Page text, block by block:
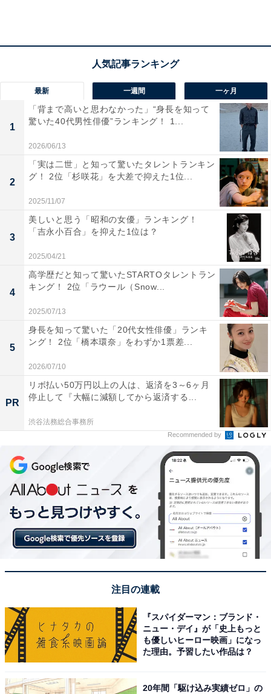
企業のオフィスや地上70階の超高層ビル「横浜ランドマ
ークタワー」「クイーンズスクエア」などの大規模商業
施設のほか、ホテル、ミュージアム、企業の研究開発施
設などさまざまな施設が集積。タワーマンションが立ち
並ぶウォーターフロントの街として現在も開発が進み、
「臨港パーク」「グランモール公園」など、自然を感じ
られる憩いのスポットも点在しています。
※回答者のコメントは原文ママです
この記事の筆者：福島 ゆき プロフィール
アニメや漫画のレビュー、エンタメトピックスなどを中
心に、オールジャンルで執筆中のライター。時々、店舗
取材などのリポート記事も担当。All AboutおよびAll
About ニュースでのライター歴は5年。
次ページ
20位までのランキング結果を見
る！
幸福度が高い「神奈川県の街（自治体）」ラン
キング！ 2位「逗子市」を抑えた1位は？
最新 一週間 一ヶ月
1
「背まで高いと思わなかった」“身長を知って
驚いた40代男性俳優”ランキング！ 1...
2026/06/13
2
「実は二世」と知って驚いたタレントランキン
グ！ 2位「杉咲花」を大差で抑えた1位...
2025/11/07
3
美しいと思う「昭和の女優」ランキング！
「吉永小百合」を抑えた1位は？
2025/04/21
4
高学歴だと知って驚いたSTARTOタレントラン
キング！ 2位「ラウール（Snow...
2025/07/13
5
身長を知って驚いた「20代女性俳優」ランキ
ング！ 2位「橋本環奈」をわずか1票差...
2026/07/10
PR
リボ払い50万円以上の人は、返済を3～6ヶ月
停止して『大幅に減額してから返済する...
渋谷法務総合事務所
Recommended by
注目の連載
『スパイダーマン：ブランド・
ニュー・デイ』が「史上もっと
も優しいヒーロー映画」になっ
た理由。予習したい作品は？
20年間「駆け込み実績ゼロ」の